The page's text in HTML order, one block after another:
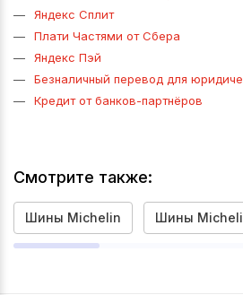
Яндекс Сплит
Плати Частями от Сбера
Яндекс Пэй
Безналичный перевод для
Кредит от банков-партнёров
Смотрите также:
Шины Michelin Шины